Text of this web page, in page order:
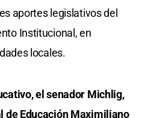
aportes legislativos del
Institucional, en
locales.
el senador Michlig,
de Educación Maximiliano